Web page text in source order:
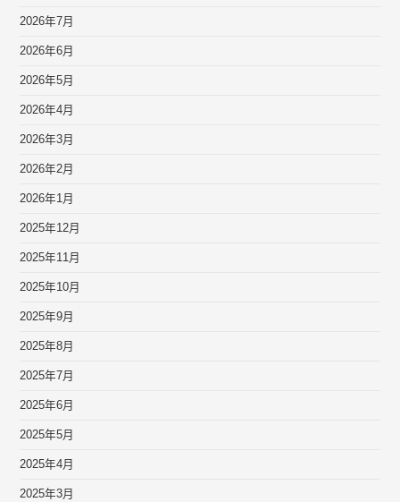
2026年7月
2026年6月
2026年5月
2026年4月
2026年3月
2026年2月
2026年1月
2025年12月
2025年11月
2025年10月
2025年9月
2025年8月
2025年7月
2025年6月
2025年5月
2025年4月
2025年3月